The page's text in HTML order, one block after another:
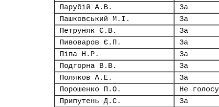
Парубій А.В.
За
Пашковський М.І.
За
Петруняк Є.В.
За
Пивоваров Є.П.
За
Піпа Н.Р.
За
Подгорна В.В.
За
Поляков А.Е.
За
Порошенко П.О.
Не
Припутень Д.С.
За